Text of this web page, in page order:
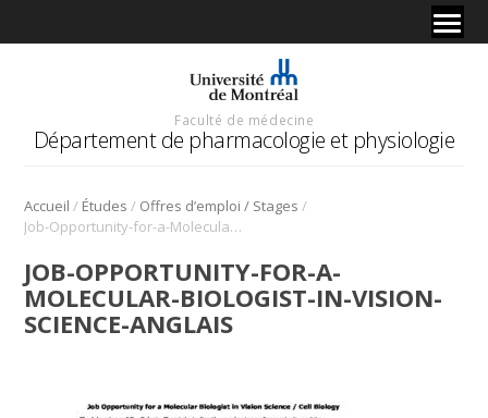
Faculté de médecine
Département de pharmacologie et physiologie
Accueil / Études / Offres d’emploi / Stages /
Job-Opportunity-for-a-Molecular-Biologist-in-Vision-Science-anglais
JOB-OPPORTUNITY-FOR-A-
MOLECULAR-BIOLOGIST-IN-VISION-
SCIENCE-ANGLAIS